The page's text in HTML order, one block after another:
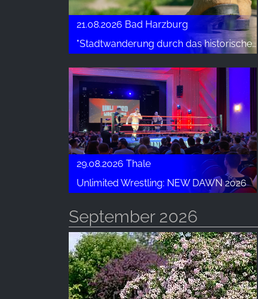
21.08.2026 Bad Harzburg
"Stadtwanderung durch das historische Krodotal"
29.08.2026 Thale
Unlimited Wrestling: NEW DAWN 2026
September 2026
Website-Nutzung
Cookie
24 Stunden - 2 Jahre
EXTERNE MEDIEN
Um Inhalte von Videoplattformen und Social Media
Plattformen anzeigen zu können, werden von
diesen externen Medien Cookies gesetzt.
YouTube